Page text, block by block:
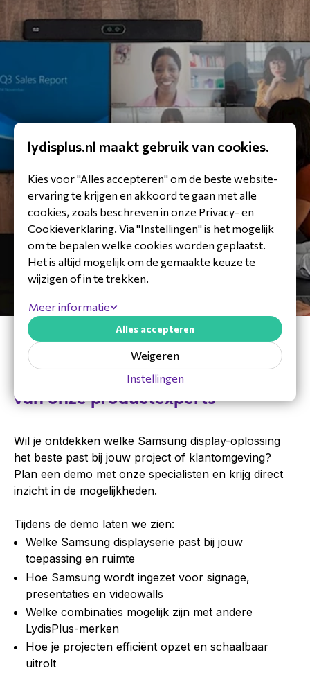
Plan nu een gratis demo met een
van onze productexperts
Wil je ontdekken welke Samsung display-oplossing
het beste past bij jouw project of klantomgeving?
Plan een demo met onze specialisten en krijg direct
inzicht in de mogelijkheden.
Tijdens de demo laten we zien:
Welke Samsung displayserie past bij jouw
toepassing en ruimte
Hoe Samsung wordt ingezet voor signage,
presentaties en videowalls
Welke combinaties mogelijk zijn met andere
LydisPlus-merken
Hoe je projecten efficiënt opzet en schaalbaar
uitrolt
lydisplus.nl maakt gebruik van cookies.
Kies voor "Alles accepteren" om de beste website-
ervaring te krijgen en akkoord te gaan met alle
cookies, zoals beschreven in onze Privacy- en
Cookieverklaring. Via "Instellingen" is het mogelijk
om te bepalen welke cookies worden geplaatst.
Het is altijd mogelijk om de gemaakte keuze te
wijzigen of in te trekken.
Meer informatie
Instellingen
Weigeren
Alles accepteren